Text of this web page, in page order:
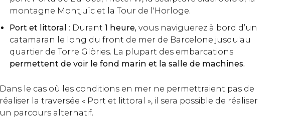
montagne Montjuïc et la Tour de l'Horloge.
Port et littoral : Durant 1 heure, vous naviguerez à bord d’un
catamaran le long du front de mer de Barcelone jusqu'au
quartier de Torre Glòries. La plupart des embarcations
permettent de voir le fond marin et la salle de machines.
Dans le cas où les conditions en mer ne permettraient pas de
réaliser la traversée « Port et littoral », il sera possible de réaliser
un parcours alternatif.